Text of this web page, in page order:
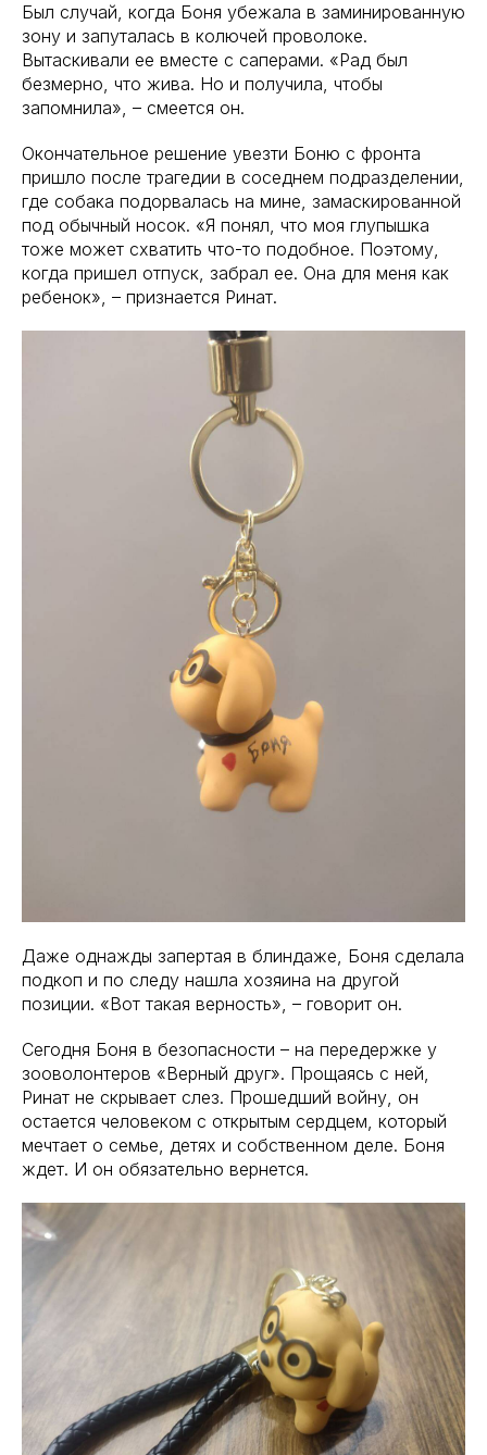
Был случай, когда Боня убежала в заминированную
зону и запуталась в колючей проволоке.
Вытаскивали ее вместе с саперами. «Рад был
безмерно, что жива. Но и получила, чтобы
запомнила», – смеется он.
Окончательное решение увезти Боню с фронта
пришло после трагедии в соседнем подразделении,
где собака подорвалась на мине, замаскированной
под обычный носок. «Я понял, что моя глупышка
тоже может схватить что-то подобное. Поэтому,
когда пришел отпуск, забрал ее. Она для меня как
ребенок», – признается Ринат.
Даже однажды запертая в блиндаже, Боня сделала
подкоп и по следу нашла хозяина на другой
позиции. «Вот такая верность», – говорит он.
Сегодня Боня в безопасности – на передержке у
зооволонтеров «Верный друг». Прощаясь с ней,
Ринат не скрывает слез. Прошедший войну, он
остается человеком с открытым сердцем, который
мечтает о семье, детях и собственном деле. Боня
ждет. И он обязательно вернется.